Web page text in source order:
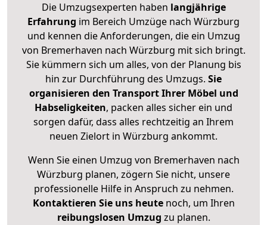
Die Umzugsexperten haben langjährige
Erfahrung im Bereich Umzüge nach Würzburg
und kennen die Anforderungen, die ein Umzug
von Bremerhaven nach Würzburg mit sich bringt.
Sie kümmern sich um alles, von der Planung bis
hin zur Durchführung des Umzugs. Sie
organisieren den Transport Ihrer Möbel und
Habseligkeiten, packen alles sicher ein und
sorgen dafür, dass alles rechtzeitig an Ihrem
neuen Zielort in Würzburg ankommt.
Wenn Sie einen Umzug von Bremerhaven nach
Würzburg planen, zögern Sie nicht, unsere
professionelle Hilfe in Anspruch zu nehmen.
Kontaktieren Sie uns heutenoch, um Ihren
reibungslosen Umzug zu planen.